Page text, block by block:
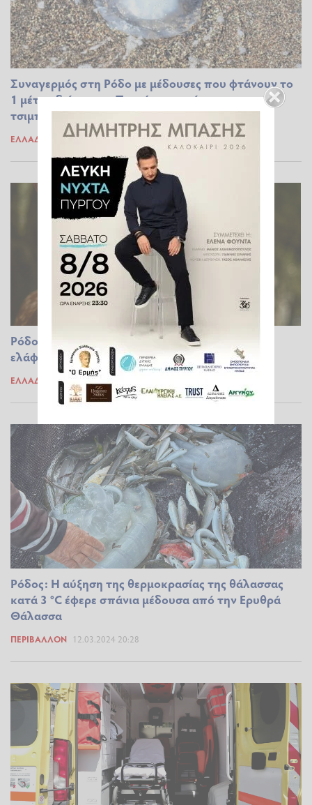
Συναγερμός στη Ρόδο με μέδουσες που φτάνουν το
1 μέτρο διάμετρο - Τι πρέπει να κάνετε αν σας
τσιμπήσει
ΕΛΛΆΔΑ 26.03.2024 20:19
Ρόδος: «Καμπανάκι» για το ελαφοκομείο - «Τα
ελάφια υποσιτίζονται»
ΕΛΛΆΔΑ 20.03.2024 11:16
Ρόδος: Η αύξηση της θερμοκρασίας της θάλασσας
κατά 3 °C έφερε σπάνια μέδουσα από την Ερυθρά
Θάλασσα
ΠΕΡΙΒΆΛΛΟΝ 12.03.2024 20:28